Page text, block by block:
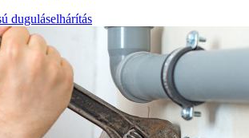
duguláselhárítás